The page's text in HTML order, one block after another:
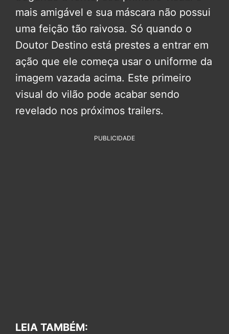
mais amigável e sua máscara não possui
uma feição tão raivosa. Só quando o
Doutor Destino está prestes a entrar em
ação que ele começa usar o uniforme da
imagem vazada acima. Este primeiro
visual do vilão pode acabar sendo
revelado nos próximos trailers.
PUBLICIDADE
LEIA TAMBÉM: